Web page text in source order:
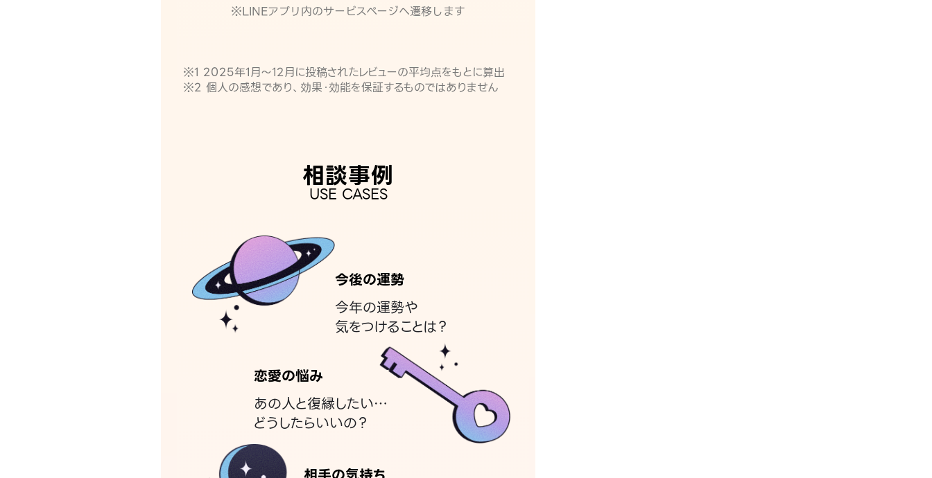
※LINEアプリ内のサービスページへ遷移します
※1 2025年1月〜12月に投稿されたレビューの平均点をもとに算出
※2 個人の感想であり、効果・効能を保証するものではありません
相談事例
USE CASES
今後の運勢
今年の運勢や
気をつけることは？
恋愛の悩み
あの人と復縁したい…
どうしたらいいの？